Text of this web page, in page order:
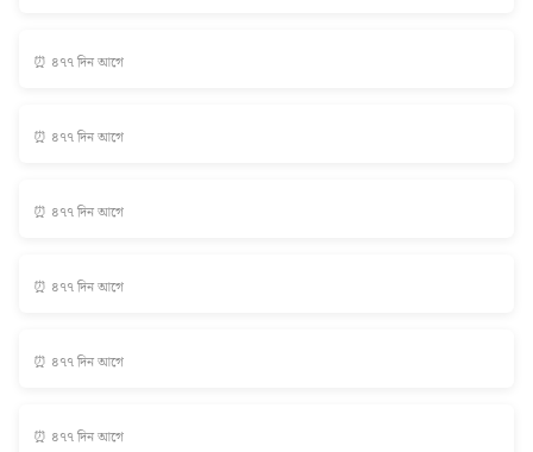
⏰ ৪৭৭ দিন আগে
⏰ ৪৭৭ দিন আগে
⏰ ৪৭৭ দিন আগে
⏰ ৪৭৭ দিন আগে
⏰ ৪৭৭ দিন আগে
⏰ ৪৭৭ দিন আগে